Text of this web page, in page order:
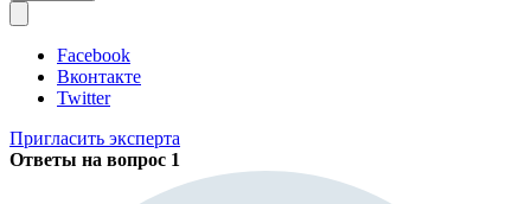
Facebook
Вконтакте
Twitter
Пригласить эксперта
Ответы на вопрос 1